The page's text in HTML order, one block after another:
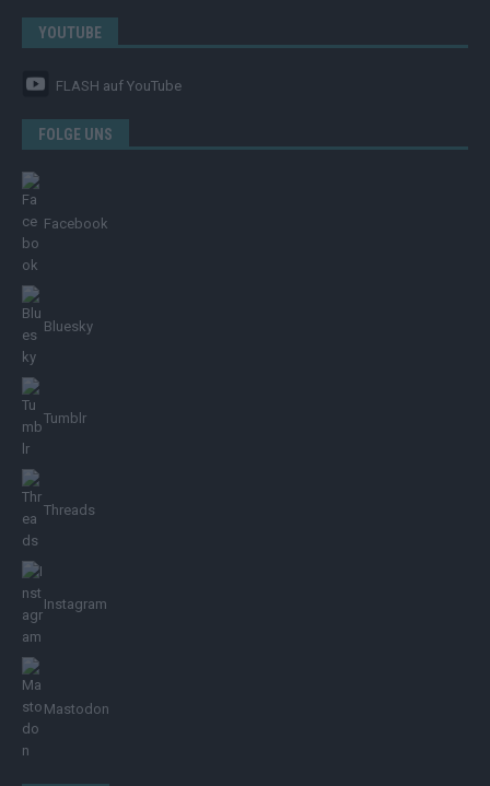
YOUTUBE
FLASH auf YouTube
FOLGE UNS
Facebook
Bluesky
Tumblr
Threads
Instagram
Mastodon